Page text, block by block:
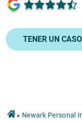
TENER UN
» Newark Personal